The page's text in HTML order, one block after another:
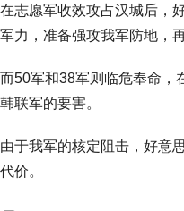
在志愿军收效攻占汉城后，
军力，准备强攻我军防地，
而50军和38军则临危奉命，
韩联军的要害。
由于我军的核定阻击，好意
代价。